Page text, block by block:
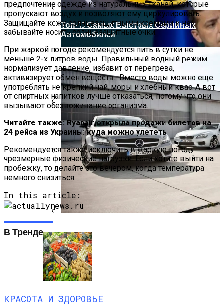
Пять Признаков Депрессии, Которые
Нельзя Игнорировать
Зеленский Летит На Встречу С
Эрдоганом И Варфоломеем
Топ-10 Самых Быстрых Серийных
Автомобилей
Из Европы, Которые Чаще Всего
Покупают Украинцы
предпочтение одежде из натуральных тканей, которые
пропускают воздух и позволяют ему циркулировать.
Защищайте кожу солнцезащитными кремами и не
забывайте носить солнцезащитные очки.
При жаркой погоде рекомендуется пить в сутки не
меньше 2-х литров воды. Правильный водный режим
нормализует давление, избавит от перегрева,
активизирует обмен веществ. Вместо воды можно еще
употреблять не крепкий чай, моры и хлебный квас. А вот
от спиртных напитков лучше отказаться, потому что они
вызывают обезвоживание организма.
Читайте также: Ryanair открыла продажи билетов на
24 рейса из Украины: куда можно улететь
Рекомендуется также исключить в жаркую погоду
чрезмерные физические нагрузки. Если хотите выйти на
пробежку, то делайте это вечером, когда температура
немного снизиться.
In this article:
В Тренде
КРАСОТА И ЗДОРОВЬЕ